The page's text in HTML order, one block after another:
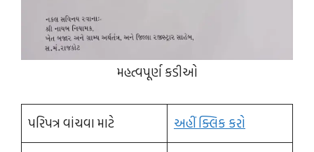
મહત્વપૂર્ણ કડીઓ
પરિપત્ર વાંચવા માટે અહીં ક્લિક કરો